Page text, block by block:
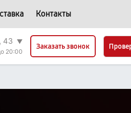
Контакты
43 ▼
20:00
Заказать звонок